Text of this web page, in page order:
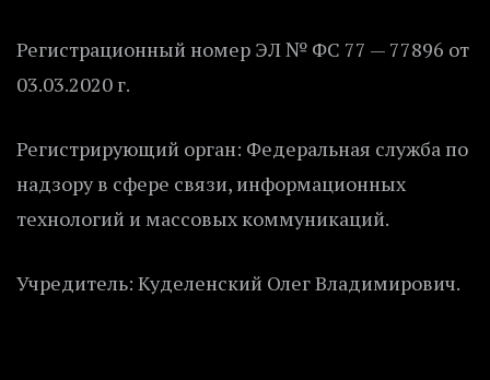
Регистрационный номер ЭЛ № ФС 77 — 77896 от
03.03.2020 г.
Регистрирующий орган: Федеральная служба по
надзору в сфере связи, информационных
технологий и массовых коммуникаций.
Учредитель: Куделенский Олег Владимирович.